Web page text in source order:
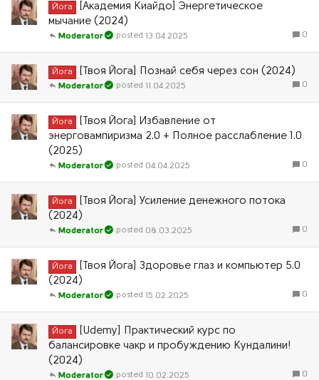
Йога
[Академия Киайдо] Энергетическое
мычание (2024)
0
13.04.2025
Moderator
Йога [Твоя Йога] Познай себя через сон (2024)
0
11.04.2025
Moderator
Йога
[Твоя Йога] Избавление от
энерговампиризма 2.0 + Полное расслабление 1.0
(2025)
0
04.04.2025
Moderator
Йога
[Твоя Йога] Усиление денежного потока
(2024)
0
08.03.2025
Moderator
Йога
[Твоя Йога] Здоровье глаз и компьютер 5.0
(2024)
0
15.02.2025
Moderator
Йога
[Udemy] Практический курс по
балансировке чакр и пробуждению Кундалини!
(2024)
0
10.02.2025
Moderator